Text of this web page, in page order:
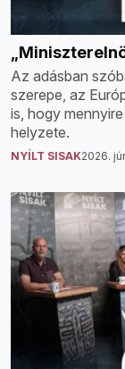
Az adásban
szerepe, az
is, hogy
helyzete.
NYÍLT SISAK2026.